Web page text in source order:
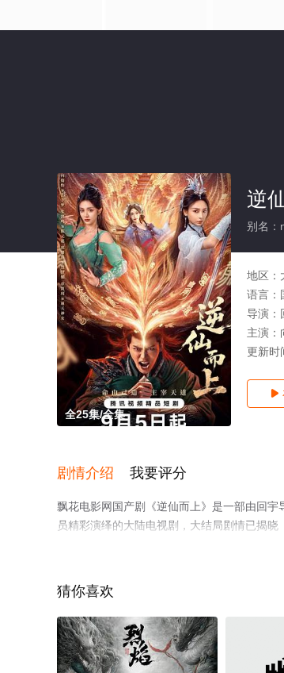
全25集/全集
逆
别名：
地区：
语言：
导演：
主演：
更新时

剧情介绍 我要评分
飘花电影网国产剧《逆仙而上》是一部由回
员精彩演绎的大陆电视剧，大结局剧情已揭
猜你喜欢